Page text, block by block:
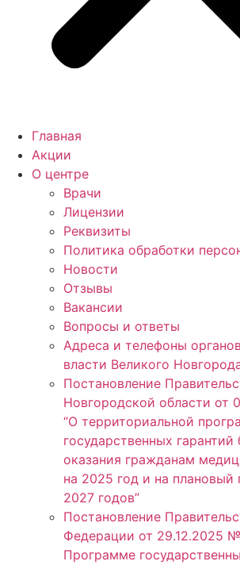
Главная
Акции
О центре
Врачи
Лицензии
Реквизиты
Политика обработки
Новости
Отзывы
Вакансии
Вопросы и ответы
Адреса и телефоны
власти Великого
Постановление
Новгородской области от
“О территориальной
государственных гарантий
оказания гражданам
на 2025 год и на плановый
2027 годов”
Постановление
Федерации от 29.12.2025
Программе